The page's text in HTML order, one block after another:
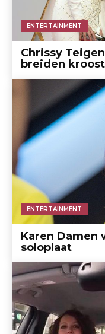
ENTERTAINMENT
Chrissy
breiden
ENTERTAINMENT
Karen Damen
soloplaat